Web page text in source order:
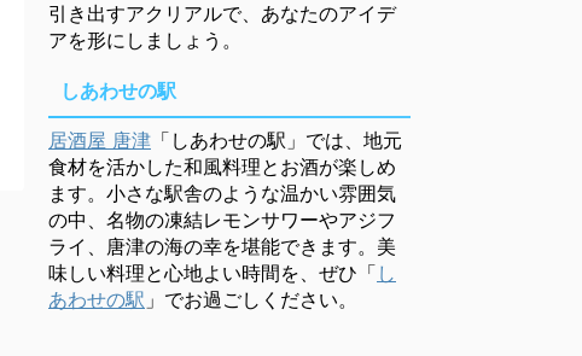
引き出すアクリアルで、あなたのアイデ
アを形にしましょう。
しあわせの駅
居酒屋 唐津 「しあわせの駅」では、地元
食材を活かした和風料理とお酒が楽しめ
ます。小さな駅舎のような温かい雰囲気
の中、名物の凍結レモンサワーやアジフ
ライ、唐津の海の幸を堪能できます。美
味しい料理と心地よい時間を、ぜひ「 し
あわせの駅 」でお過ごしください。